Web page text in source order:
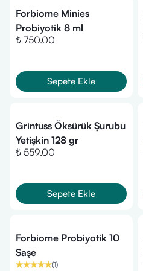
Forbiome Minies
Probiyotik 8 ml
₺ 750.00
Sepete Ekle
Grintuss Öksürük Şurubu
Yetişkin 128 gr
₺ 559.00
Sepete Ekle
Forbiome Probiyotik 10
Saşe
(1)